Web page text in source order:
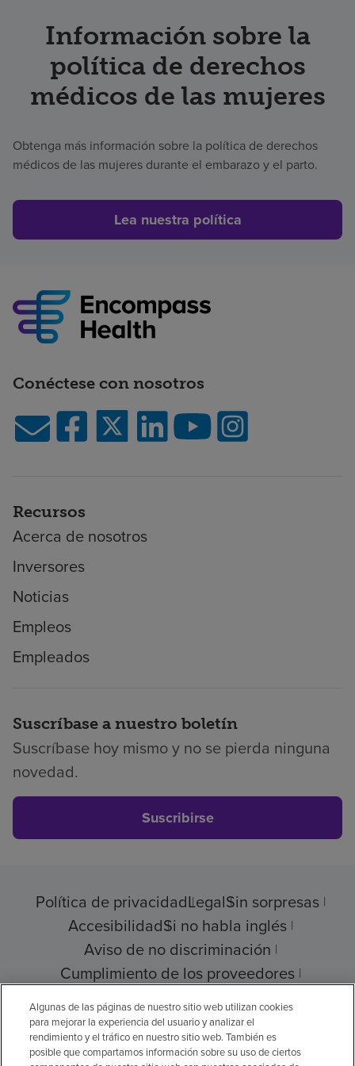
Información sobre la
política de derechos
médicos de las mujeres
Obtenga más información sobre la política de derechos
médicos de las mujeres durante el embarazo y el parto.
Lea nuestra política
Conéctese con nosotros
Recursos
Acerca de nosotros
Inversores
Noticias
Empleos
Empleados
Suscríbase a nuestro boletín
Suscríbase hoy mismo y no se pierda ninguna
novedad.
Suscribirse
Política de privacidadLegalSin sorpresas
AccesibilidadSi no habla inglés
Aviso de no discriminación
Cumplimiento de los proveedores
Transparencia de precios
Algunas de las páginas de nuestro sitio web utilizan cookies
para mejorar la experiencia del usuario y analizar el
rendimiento y el tráfico en nuestro sitio web. También es
posible que compartamos información sobre su uso de ciertos